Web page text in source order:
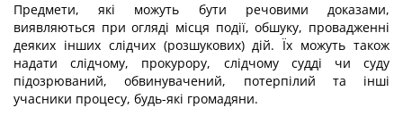
Предмети, які можуть бути речовими доказами,
виявляються при огляді місця події, обшуку, провадженні
деяких інших слідчих (розшукових) дій. Їх можуть також
надати слідчому, прокурору, слідчому судді чи суду
підозрюваний, обвинувачений, потерпілий та інші
учасники процесу, будь-які громадяни.